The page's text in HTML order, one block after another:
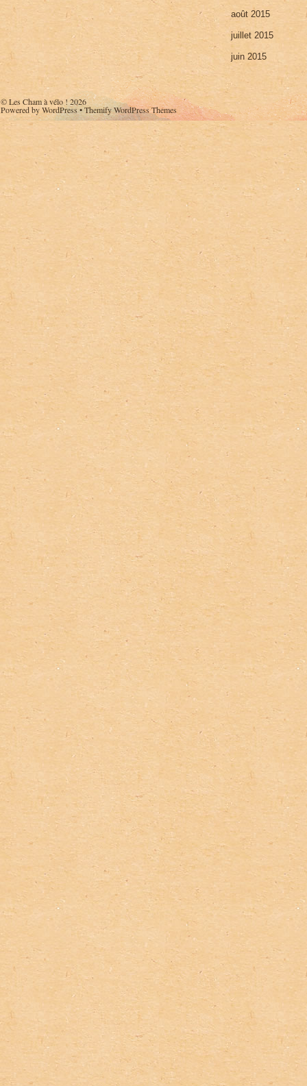
août 2015
juillet 2015
juin 2015
©Les Cham à vélo !2026
Powered byWordPress•Themify WordPress Themes